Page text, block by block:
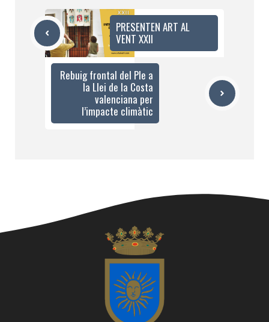
PRESENTEN ART AL
VENT XXII
Rebuig frontal del Ple a
la Llei de la Costa
valenciana per
l’impacte climàtic